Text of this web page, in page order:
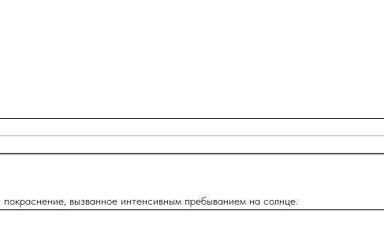
вызванное интенсивным пребыванием на солнце.